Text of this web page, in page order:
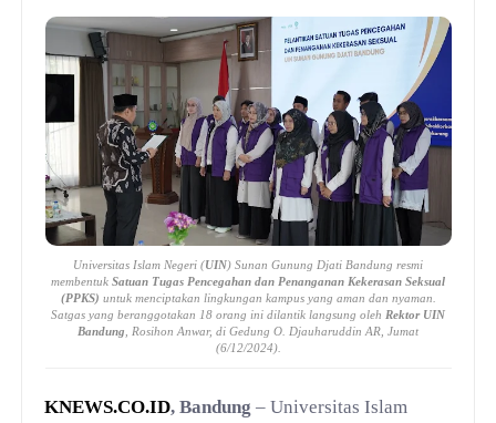
Universitas Islam Negeri (UIN) Sunan Gunung Djati Bandung resmi
membentuk Satuan Tugas Pencegahan dan Penanganan Kekerasan Seksual
(PPKS) untuk menciptakan lingkungan kampus yang aman dan nyaman.
Satgas yang beranggotakan 18 orang ini dilantik langsung oleh Rektor UIN
Bandung , Rosihon Anwar, di Gedung O. Djauharuddin AR, Jumat
(6/12/2024).
KNEWS.CO.ID, Bandung – Universitas Islam